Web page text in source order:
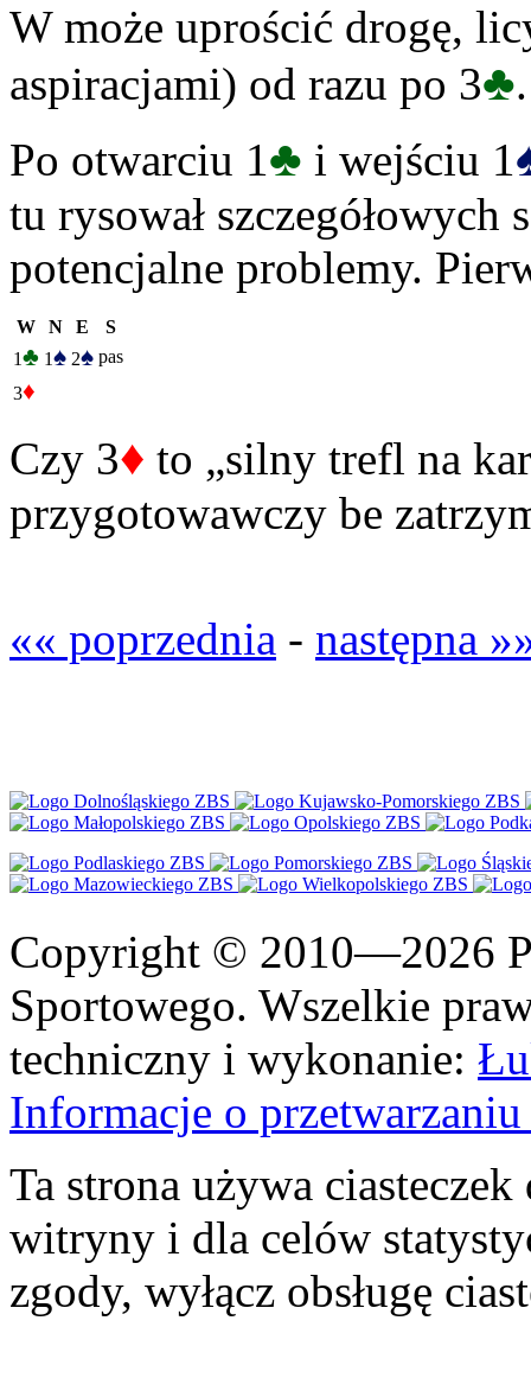
W może uprościć drogę,
aspiracjami) od razu po 3♣.
Po otwarciu 1♣ i wejściu 1
tu rysował szczegółowych
potencjalne problemy.
W N E
S
1♣ 1♠ 2♠ pas
3♦
Czy 3♦ to „silny trefl na
przygotowawczy be
«« poprzednia - następna
Copyright © 2010—2026
Sportowego. Wszelkie
techniczny i wykonanie:
Informacje o
Ta strona używa
witryny i dla celów
zgody, wyłącz obsługę